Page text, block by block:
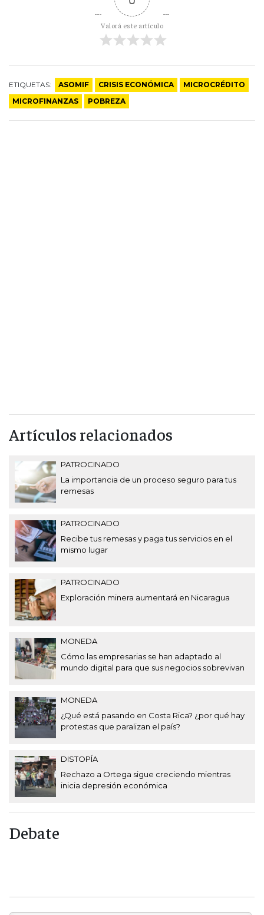
Valorá este artículo
ETIQUETAS: ASOMIF CRISIS ECONÓMICA
MICROCRÉDITO
MICROFINANZAS
POBREZA
Artículos relacionados
PATROCINADO
La importancia de un proceso seguro para tus
remesas
PATROCINADO
Recibe tus remesas y paga tus servicios en el
mismo lugar
PATROCINADO
Exploración minera aumentará en Nicaragua
MONEDA
Cómo las empresarias se han adaptado al
mundo digital para que sus negocios sobrevivan
MONEDA
¿Qué está pasando en Costa Rica? ¿por qué hay
protestas que paralizan el país?
DISTOPÍA
Rechazo a Ortega sigue creciendo mientras
inicia depresión económica
Debate